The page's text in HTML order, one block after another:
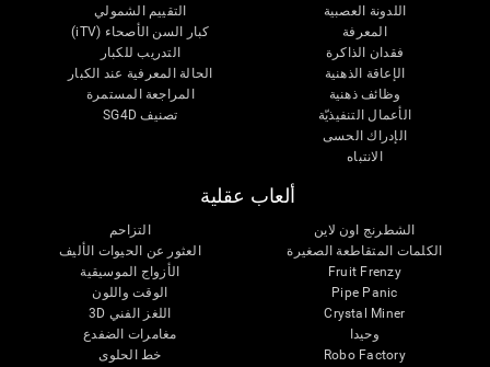
اللدونة العصبية
المعرفة
فقدان الذاكرة
الإعاقة الذهنية
وظائف ذهنية
الأعمال التنفيذيّة
الإدراك الحسى
الانتباه
التقييم الشمولي
كبار السن الأصحاء (iTV)
التدريب للكبار
الحالة المعرفية عند الكبار
المراجعة المستمرة
تصنيف SG4D
ألعاب عقلية
الشطرنج اون لاين
الكلمات المتقاطعة الصغيرة
Fruit Frenzy
Pipe Panic
Crystal Miner
وحيدا
Robo Factory
التزاحم
العثور عن الحيوات الأليف
الأزواج الموسيقية
الوقت واللون
اللغز الفني 3D
مغامرات الضفدع
خط الحلوى